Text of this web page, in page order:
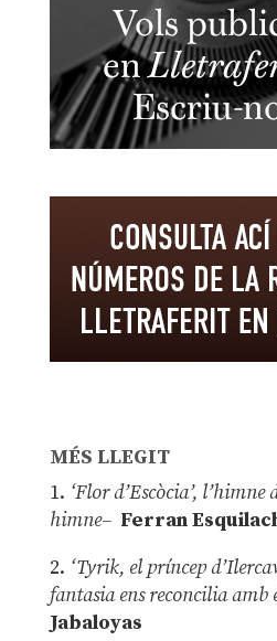
MÉS LLEGIT
1. ‘Flor d’Escòcia’, l’himne
himne– Ferran
2. ‘Tyrik, el príncep
fantasia ens reconcilia amb
Jabaloyas